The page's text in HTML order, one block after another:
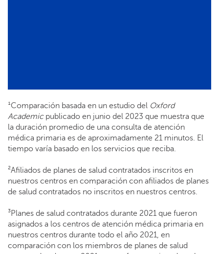
¹Comparación basada en un estudio del Oxford
Academicpublicado en junio del 2023 que muestra que
la duración promedio de una consulta de atención
médica primaria es de aproximadamente 21 minutos. El
tiempo varía basado en los servicios que reciba.
²Afiliados de planes de salud contratados inscritos en
nuestros centros en comparación con afiliados de planes
de salud contratados no inscritos en nuestros centros.
³Planes de salud contratados durante 2021 que fueron
asignados a los centros de atención médica primaria en
nuestros centros durante todo el año 2021, en
comparación con los miembros de planes de salud